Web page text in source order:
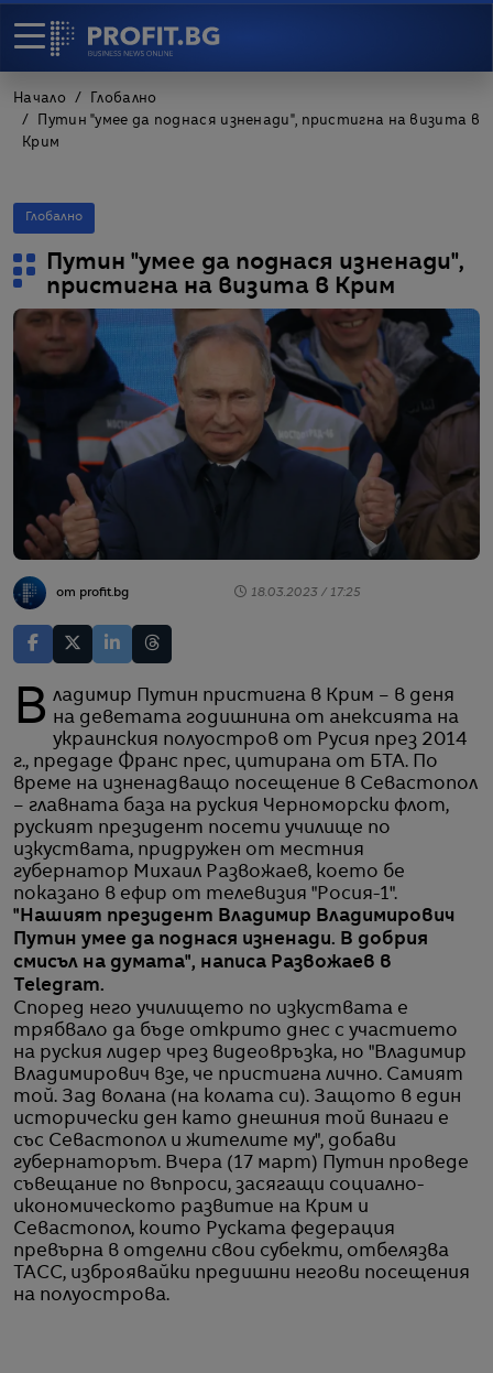
Начало
Глобално
Путин "умее да поднася изненади", пристигна на визита в
Крим
Глобално
Путин "умее да поднася изненади",
пристигна на визита в Крим
от profit.bg 18.03.2023 / 17:25
Владимир Путин пристигна в Крим – в деня на деветата годишнина от анексията на
украинския полуостров от Русия през 2014
г., предаде Франс прес, цитирана от БТА. По
време на изненадващо посещение в Севастопол
– главната база на руския Черноморски флот,
руският президент посети училище по
изкуствата, придружен от местния
губернатор Михаил Развожаев, което бе
показано в ефир от телевизия "Росия-1".
"Нашият президент Владимир Владимирович
Путин умее да поднася изненади. В добрия
смисъл на думата", написа Развожаев в
Telegram.
Според него училището по изкуствата е
трябвало да бъде открито днес с участието
на руския лидер чрез видеовръзка, но "Владимир
Владимирович взе, че пристигна лично. Самият
той. Зад волана (на колата си). Защото в един
исторически ден като днешния той винаги е
със Севастопол и жителите му", добави
губернаторът. Вчера (17 март) Путин проведе
съвещание по въпроси, засягащи социално-
икономическото развитие на Крим и
Севастопол, които Руската федерация
превърна в отделни свои субекти, отбелязва
ТАСС, изброявайки предишни негови посещения
на полуострова.